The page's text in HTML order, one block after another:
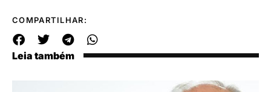
COMPARTILHAR:
Leia também